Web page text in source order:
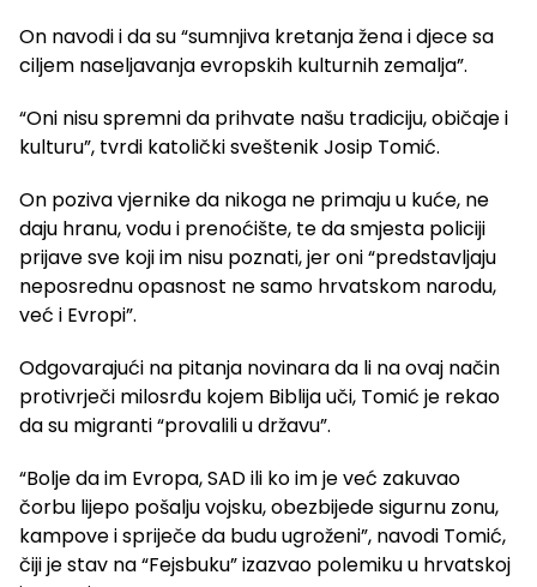
On navodi i da su “sumnjiva kretanja žena i djece sa
ciljem naseljavanja evropskih kulturnih zemalja”.
“Oni nisu spremni da prihvate našu tradiciju, običaje i
kulturu”, tvrdi katolički sveštenik Josip Tomić.
On poziva vjernike da nikoga ne primaju u kuće, ne
daju hranu, vodu i prenoćište, te da smjesta policiji
prijave sve koji im nisu poznati, jer oni “predstavljaju
neposrednu opasnost ne samo hrvatskom narodu,
već i Evropi”.
Odgovarajući na pitanja novinara da li na ovaj način
protivrječi milosrđu kojem Biblija uči, Tomić je rekao
da su migranti “provalili u državu”.
“Bolje da im Evropa, SAD ili ko im je već zakuvao
čorbu lijepo pošalju vojsku, obezbijede sigurnu zonu,
kampove i spriječe da budu ugroženi”, navodi Tomić,
čiji je stav na “Fejsbuku” izazvao polemiku u hrvatskoj